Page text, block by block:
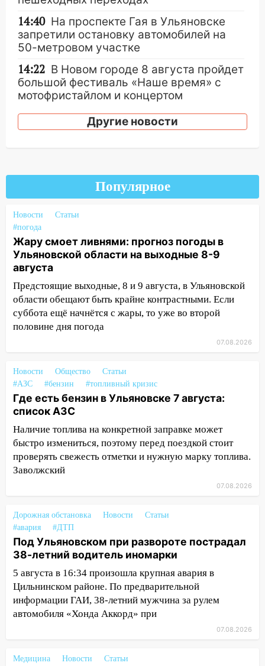
14:40 На проспекте Гая в Ульяновске
запретили остановку автомобилей на
50-метровом участке
14:22 В Новом городе 8 августа пройдет
большой фестиваль «Наше время» с
мотофристайлом и концертом
14:04 Жару смоет ливнями: прогноз
13:30 В Ульяновске транспортные
полицейские проведут акцию «Час
13:20
обокрали женщину на пляже и
подростка в сквере
13:01 В Димитровграде мужчина
выбросил из машины страйкбольную
гранату: его задержали
12:34 На Ульяновскую область
надвигается сильнейшая непогода: град
12:31
Ульяновец хотел купить иномарку
из Европы и потерял 760 тысяч рублей
12:20 В Чердаклинском районе
столкнулись «Лада» и Chevrolet:
пострадал 14-летний подросток
12:00 Где есть бензин в Ульяновске 7
августа: список АЗС
приговор
11:38
В Ленинском районе пожар
полностью уничтожил дачный дом и
сарай
11:38 В Госдуме предложили отменить
ЕГЭ с 2027 года
11:25 В Ульяновске ИИ будет выявлять
Другие новости
Популярное
Новости
Статьи
#погода
Жару смоет ливнями: прогноз погоды в
Ульяновской области на выходные 8-9
августа
Предстоящие выходные, 8 и 9 августа, в Ульяновской
области обещают быть крайне контрастными. Если
суббота ещё начнётся с жары, то уже во второй
половине дня погода
07.08.2026
Новости Общество
Статьи
#АЗС
#бензин #топливный кризис
Где есть бензин в Ульяновске 7 августа:
список АЗС
Наличие топлива на конкретной заправке может
быстро измениться, поэтому перед поездкой стоит
проверять свежесть отметки и нужную марку топлива.
Заволжский
07.08.2026
Дорожная обстановка Новости
Статьи
#авария
#ДТП
Под Ульяновском при развороте пострадал
38-летний водитель иномарки
5 августа в 16:34 произошла крупная авария в
Цильнинском районе. По предварительной
информации ГАИ, 38-летний мужчина за рулем
автомобиля «Хонда Аккорд» при
07.08.2026
Медицина Новости Статьи